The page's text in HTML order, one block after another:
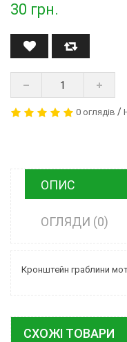
30 грн.
0 оглядів /
ОПИС
ОГЛЯДИ (0)
Кронштейн граблини
СХОЖІ ТОВАРИ